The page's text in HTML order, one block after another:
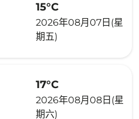
15°C
2026年08月07日(星
期五)
17°C
2026年08月08日(星
期六)